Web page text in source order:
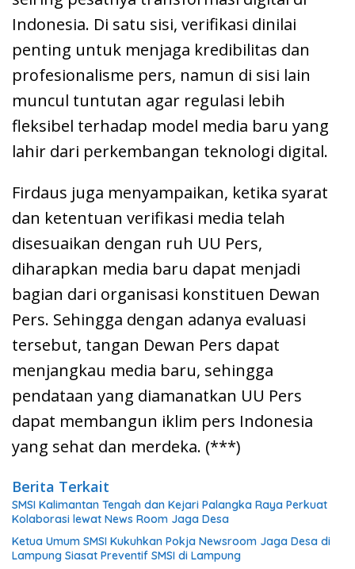
Indonesia. Di satu sisi, verifikasi dinilai
penting untuk menjaga kredibilitas dan
profesionalisme pers, namun di sisi lain
muncul tuntutan agar regulasi lebih
fleksibel terhadap model media baru yang
lahir dari perkembangan teknologi digital.
Firdaus juga menyampaikan, ketika syarat
dan ketentuan verifikasi media telah
disesuaikan dengan ruh UU Pers,
diharapkan media baru dapat menjadi
bagian dari organisasi konstituen Dewan
Pers. Sehingga dengan adanya evaluasi
tersebut, tangan Dewan Pers dapat
menjangkau media baru, sehingga
pendataan yang diamanatkan UU Pers
dapat membangun iklim pers Indonesia
yang sehat dan merdeka. (***)
Berita Terkait
SMSI Kalimantan Tengah dan Kejari Palangka Raya Perkuat
Kolaborasi lewat News Room Jaga Desa
Ketua Umum SMSI Kukuhkan Pokja Newsroom Jaga Desa di
Lampung Siasat Preventif SMSI di Lampung